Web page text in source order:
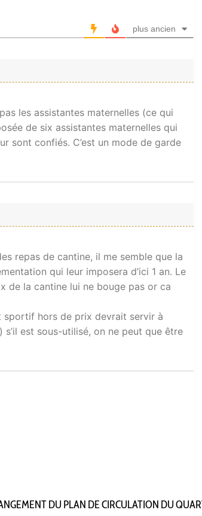
plus ancien
les assistantes maternelles (ce qui
de six assistantes maternelles qui
sont confiés. C’est un mode de garde
repas de cantine, il me semble que la
qui leur imposera d’ici 1 an. Le
de la cantine lui ne bouge pas or ca
sportif hors de prix devrait servir à
est sous-utilisé, on ne peut que être